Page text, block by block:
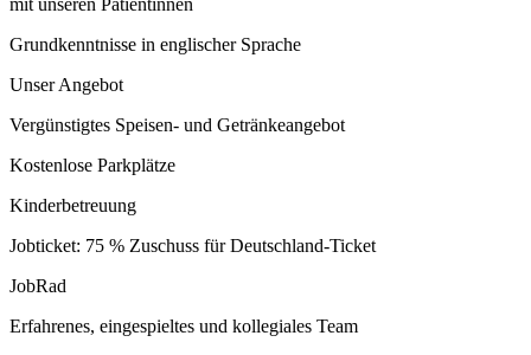
mit unseren Patientinnen
Grundkenntnisse in englischer Sprache
Unser Angebot
Vergünstigtes Speisen- und Getränkeangebot
Kostenlose Parkplätze
Kinderbetreuung
Jobticket: 75 % Zuschuss für Deutschland-Ticket
JobRad
Erfahrenes, eingespieltes und kollegiales Team